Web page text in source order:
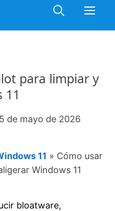
para limpiar y
11
de mayo de 2026
11 » Cómo usar
Windows 11
bloatware,